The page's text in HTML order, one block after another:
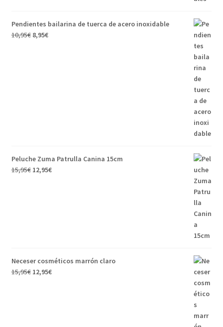
Pendientes bailarina de tuerca de acero inoxidable
10,95€ 8,95€
Peluche Zuma Patrulla Canina 15cm
15,95€ 12,95€
Neceser cosméticos marrón claro
15,95€ 12,95€